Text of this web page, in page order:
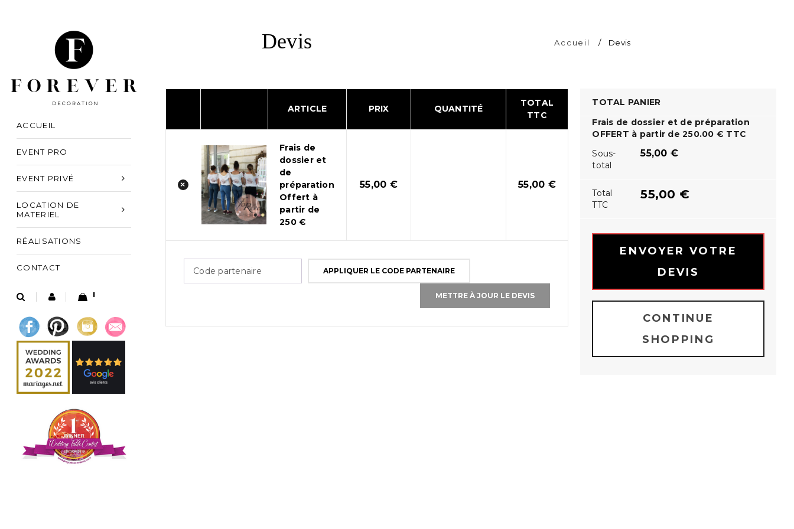
ACCUEIL
EVENT PRO
EVENT PRIVÉ
LOCATION DE
MATERIEL
RÉALISATIONS
CONTACT
1
Devis Accueil / Devis
ARTICLE PRIX QUANTITÉ
TOTAL
TTC
×
Frais de
dossier et
de
préparation
Offert à
partir de
250 €
55,00 € 55,00 €
APPLIQUER LE CODE PARTENAIRE
METTRE À JOUR LE DEVIS
TOTAL PANIER
Frais de dossier et de préparation
OFFERT à partir de 250.00 € TTC
Sous-
total
55,00 €
Total
TTC
55,00 €
ENVOYER VOTRE
DEVIS
CONTINUE
SHOPPING